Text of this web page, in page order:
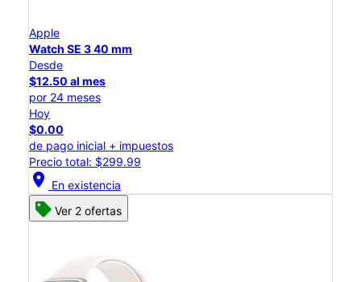
Apple
Watch SE 3 40 mm
Desde
$12.50 al mes
por 24 meses
Hoy
$0.00
de pago inicial + impuestos
Precio total: $299.99
location_on En existencia
Ver 2 ofertas